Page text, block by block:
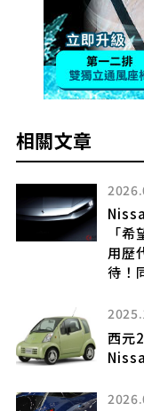
相關文章
「
用歷
待！
西元